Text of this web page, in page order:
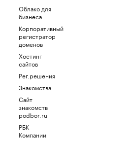
Облако для
бизнеса
Корпоративный
регистратор
доменов
Хостинг
сайтов
Рег.решения
Знакомства
Сайт
знакомств
podbor.ru
РБК
Компании